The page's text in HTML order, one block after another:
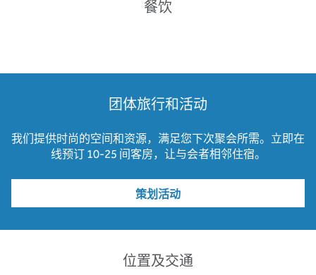
餐饮
团体旅行和活动
我们提供时尚的空间和资源，满足您下次聚会所需。立即在
线预订 10-25 间客房，让与会者相邻住宿。
策划活动
位置及交通